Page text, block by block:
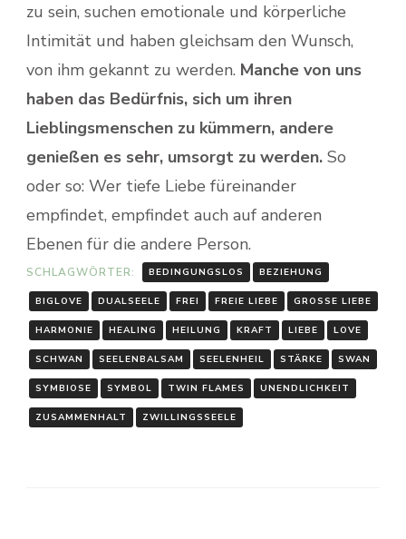
zu sein, suchen emotionale und körperliche
Intimität und haben gleichsam den Wunsch,
von ihm gekannt zu werden. Manche von uns
haben das Bedürfnis, sich um ihren
Lieblingsmenschen zu kümmern, andere
genießen es sehr, umsorgt zu werden. So
oder so: Wer tiefe Liebe füreinander
empfindet, empfindet auch auf anderen
Ebenen für die andere Person.
SCHLAGWÖRTER: BEDINGUNGSLOS BEZIEHUNG
BIGLOVE DUALSEELE FREI FREIE LIEBE GROSSE LIEBE
HARMONIE HEALING HEILUNG KRAFT LIEBE LOVE
SCHWAN SEELENBALSAM SEELENHEIL STÄRKE SWAN
SYMBIOSE SYMBOL TWIN FLAMES UNENDLICHKEIT
ZUSAMMENHALT ZWILLINGSSEELE